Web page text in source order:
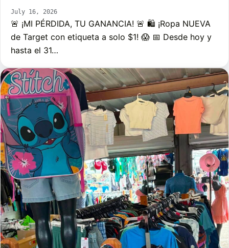
July 16, 2026
🚨 ¡MI PÉRDIDA, TU GANANCIA! 🚨 🛍️ ¡Ropa NUEVA
de Target con etiqueta a solo $1! 😱 📅 Desde hoy y
hasta el 31…